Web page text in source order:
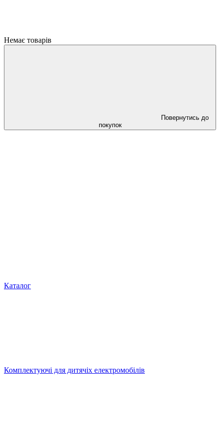
Немає товарів
Повернутись до
покупок
Каталог
Комплектуючі для дитячіх електромобілів